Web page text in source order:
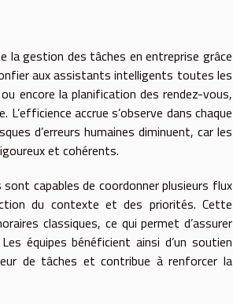
la gestion des tâches en entreprise grâce
aux assistants intelligents toutes les
encore la planification des rendez-vous,
accrue s’observe dans chaque
d’erreurs humaines diminuent, car les
et cohérents.
capables de coordonner plusieurs flux
du contexte et des priorités. Cette
classiques, ce qui permet d’assurer
équipes bénéficient ainsi d’un soutien
de tâches et contribue à renforcer la